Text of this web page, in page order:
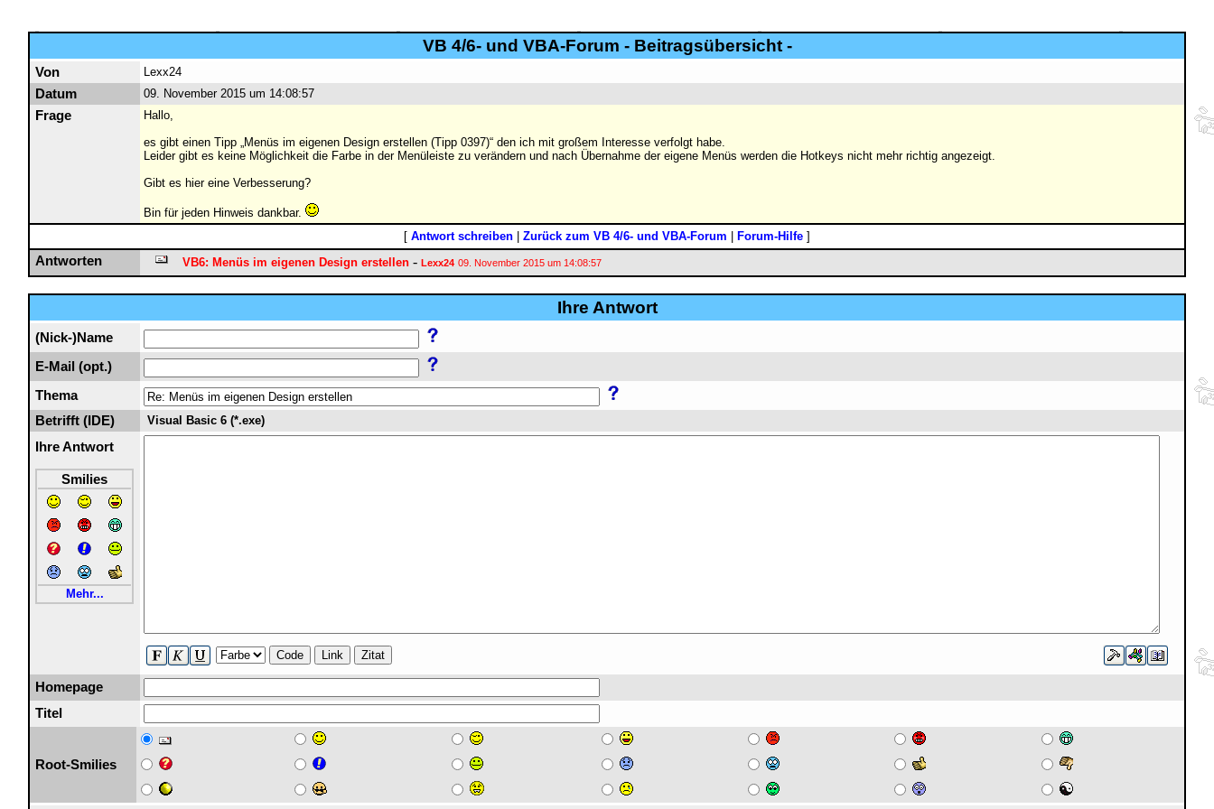
VB 4/6- und VBA-Forum - Beitragsübersicht -
Von Lexx24
Datum 09. November 2015 um 14:08:57
Frage
Hallo,
es gibt einen Tipp „Menüs im eigenen Design erstellen (Tipp 0397)“ den ich mit großem Interesse verfolgt habe.
Leider gibt es keine Möglichkeit die Farbe in der Menüleiste zu verändern und nach Übernahme der eigene Menüs werden die Hotkeys nicht mehr richtig angezeigt.
Gibt es hier eine Verbesserung?
Bin für jeden Hinweis dankbar.
[ Antwort schreiben Zurück zum VB 4/6- und VBA-Forum Forum-Hilfe ]
Antworten VB6: Menüs im eigenen Design erstellen - Lexx24 09. November 2015 um 14:08:57
Ihre Antwort
(Nick-)Name
E-Mail (opt.)
Thema
Betrifft (IDE)
Visual Basic 6 (*.exe)
Ihre Antwort
Smilies
Mehr...
Code Link Zitat
Homepage
Titel
Root-Smilies